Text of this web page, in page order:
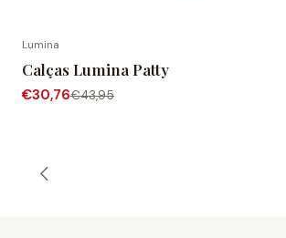
Lumina
Calças Lumina Patty
€30,76€43,95